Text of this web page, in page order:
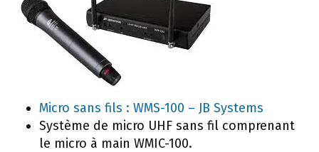
Micro sans fils : WMS-100 – JB Systems
Système de micro UHF sans fil comprenant
le micro à main WMIC-100.